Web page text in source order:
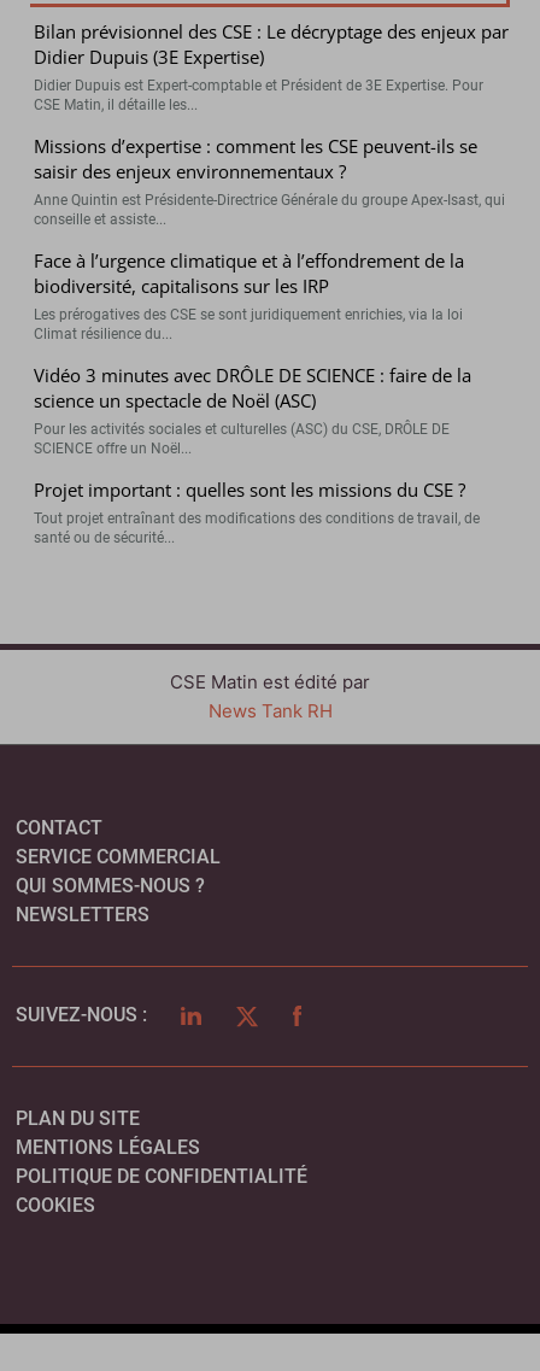
Bilan prévisionnel des CSE : Le décryptage des enjeux par
Didier Dupuis (3E Expertise)
Didier Dupuis est Expert-comptable et Président de 3E Expertise. Pour
CSE Matin, il détaille les...
Missions d’expertise : comment les CSE peuvent-ils se
saisir des enjeux environnementaux ?
Anne Quintin est Présidente-Directrice Générale du groupe Apex-Isast, qui
conseille et assiste...
Face à l’urgence climatique et à l’effondrement de la
biodiversité, capitalisons sur les IRP
Les prérogatives des CSE se sont juridiquement enrichies, via la loi
Climat résilience du...
Vidéo 3 minutes avec DRÔLE DE SCIENCE : faire de la
science un spectacle de Noël (ASC)
Pour les activités sociales et culturelles (ASC) du CSE, DRÔLE DE
SCIENCE offre un Noël...
Projet important : quelles sont les missions du CSE ?
Tout projet entraînant des modifications des conditions de travail, de
santé ou de sécurité...
CSE Matin est édité par
News Tank RH
CONTACT
SERVICE COMMERCIAL
QUI SOMMES-NOUS ?
NEWSLETTERS
SUIVEZ-NOUS : LINKEDINTWITTERFACEBOOK
PLAN DU SITE
MENTIONS LÉGALES
POLITIQUE DE CONFIDENTIALITÉ
COOKIES